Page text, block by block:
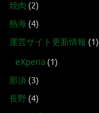
焼肉 (2)
熱海 (4)
運営サイト更新情報 (1)
eXperia (1)
那須 (3)
長野 (4)